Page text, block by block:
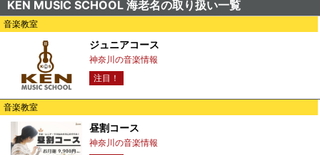
KEN MUSIC SCHOOL 海老名の取り扱い一覧
音楽教室
ジュニアコース
神奈川の音楽情報
注目！
音楽教室
昼割コース
神奈川の音楽情報